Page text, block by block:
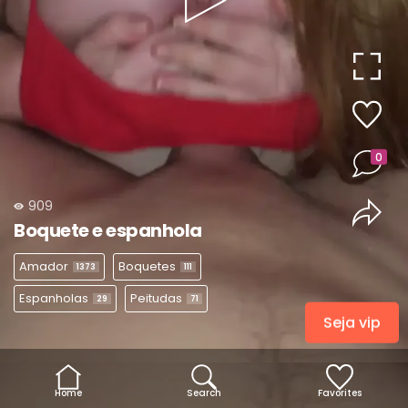
Play
Video
909
Boquete e espanhola
Amador 1373 Boquetes 111
Espanholas 29 Peitudas 71
0
Home Search Favorites
Seja vip